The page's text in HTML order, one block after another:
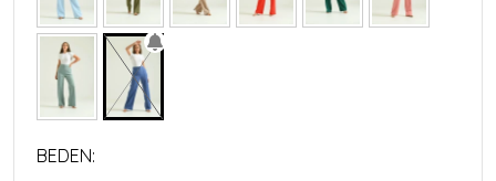
BEDEN: